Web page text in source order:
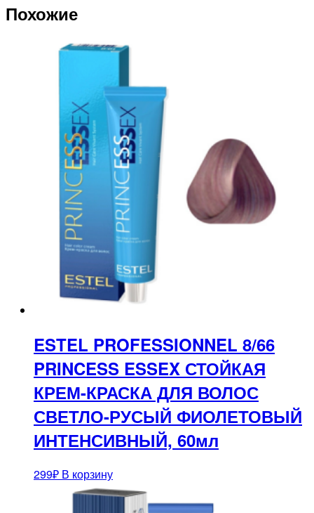
Похожие
ESTEL PROFESSIONNEL 8/66
PRINCESS ESSEX СТОЙКАЯ
КРЕМ-КРАСКА ДЛЯ ВОЛОС
СВЕТЛО-РУСЫЙ ФИОЛЕТОВЫЙ
ИНТЕНСИВНЫЙ, 60мл
299₽ В корзину